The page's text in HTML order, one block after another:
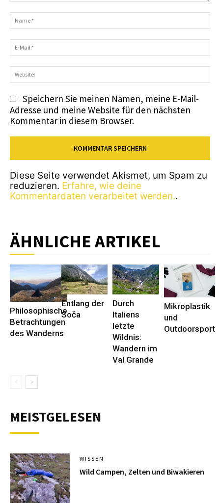
Speichern Sie meinen Namen, meine E-Mail-
Adresse und meine Website für den nächsten
Kommentar in diesem Browser.
Diese Seite verwendet Akismet, um Spam zu
reduzieren. Erfahre, wie deine
Kommentardaten verarbeitet werden..
ÄHNLICHE ARTIKEL
Philosophische
Betrachtungen
des Wanderns
Entlang der
Soča
Durch
Italiens
letzte
Wildnis:
Wandern im
Val Grande
Mikroplastik
und
Outdoorsport
MEISTGELESEN
WISSEN
Wild Campen, Zelten und Biwakieren